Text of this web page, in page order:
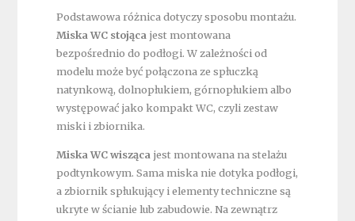
Podstawowa różnica dotyczy sposobu montażu.
Miska WC stojąca jest montowana
bezpośrednio do podłogi. W zależności od
modelu może być połączona ze spłuczką
natynkową, dolnopłukiem, górnopłukiem albo
występować jako kompakt WC, czyli zestaw
miski i zbiornika.
Miska WC wisząca jest montowana na stelażu
podtynkowym. Sama miska nie dotyka podłogi,
a zbiornik spłukujący i elementy techniczne są
ukryte w ścianie lub zabudowie. Na zewnątrz